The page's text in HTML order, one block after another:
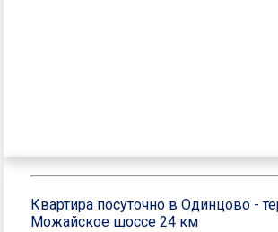
Квартира посуточно в Одинцово -
Можайское шоссе 24 км